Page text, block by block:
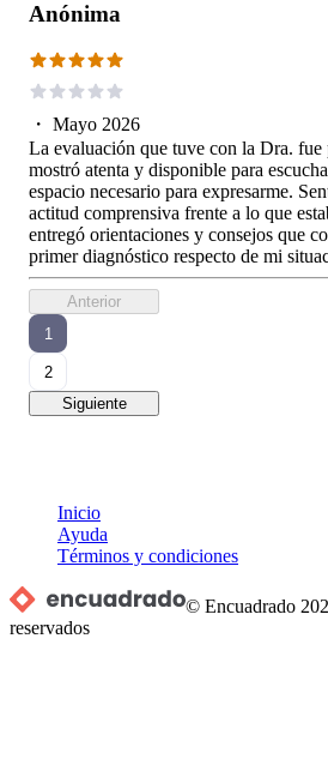
Anónima
・ Mayo 2026
La evaluación que tuve con la Dra. fue
mostró atenta y disponible para
espacio necesario para expresarme.
actitud comprensiva frente a lo que
entregó orientaciones y consejos que
primer diagnóstico respecto de mi
Anterior
1
2
Siguiente
Inicio
Ayuda
Términos y condiciones
© Encuadrado
reservados